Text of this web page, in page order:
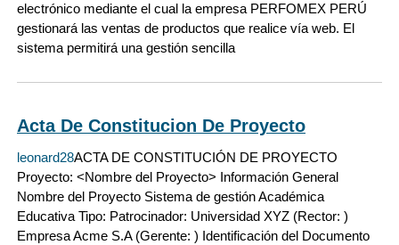
electrónico mediante el cual la empresa PERFOMEX PERÚ
gestionará las ventas de productos que realice vía web. El
sistema permitirá una gestión sencilla
Acta De Constitucion De Proyecto
leonard28ACTA DE CONSTITUCIÓN DE PROYECTO
Proyecto: <Nombre del Proyecto> Información General
Nombre del Proyecto Sistema de gestión Académica
Educativa Tipo: Patrocinador: Universidad XYZ (Rector: )
Empresa Acme S.A (Gerente: ) Identificación del Documento